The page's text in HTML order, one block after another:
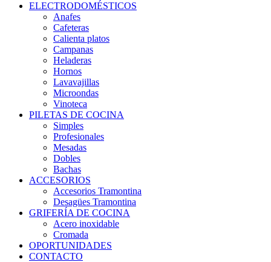
ELECTRODOMÉSTICOS
Anafes
Cafeteras
Calienta platos
Campanas
Heladeras
Hornos
Lavavajillas
Microondas
Vinoteca
PILETAS DE COCINA
Simples
Profesionales
Mesadas
Dobles
Bachas
ACCESORIOS
Accesorios Tramontina
Desagües Tramontina
GRIFERÍA DE COCINA
Acero inoxidable
Cromada
OPORTUNIDADES
CONTACTO